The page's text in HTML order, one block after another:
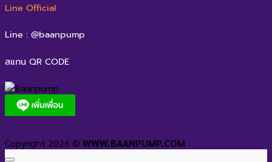
Line Official
Line : @baanpump
สแกน QR CODE
Copyright 2026 © WWW.BAANPUMP.COM